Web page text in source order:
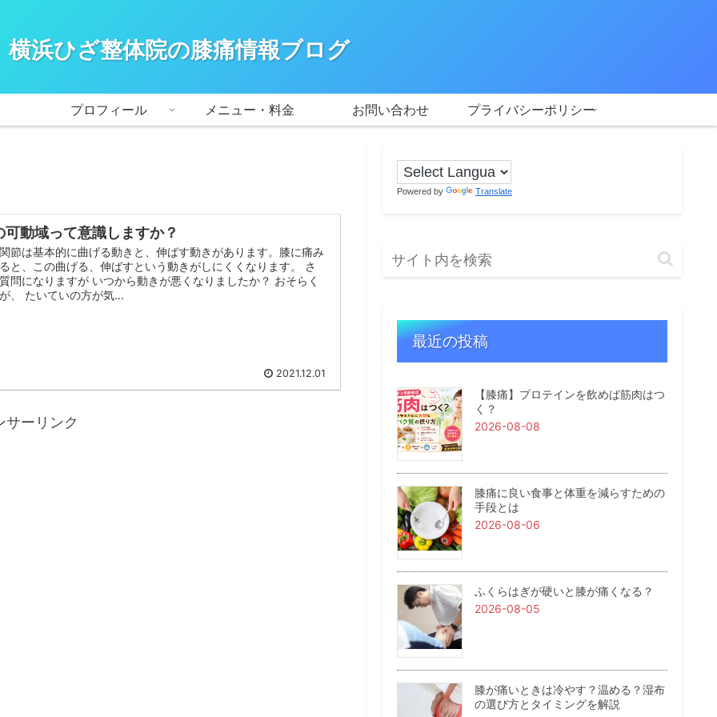
横浜ひざ整体院の膝痛情報ブログ
プロフィール メニュー・料金 お問い合わせ プライバシーポリシー
可動域って意識しますか？
節は基本的に曲げる動きと、伸ばす動きがあります。膝に痛み
と、この曲げる、伸ばすという動きがしにくくなります。 さ
問になりますが いつから動きが悪くなりましたか？ おそらく
、 たいていの方が気…
2021.12.01
サーリンク
Powered by Translate
最近の投稿
【膝痛】プロテインを飲めば筋肉はつ
く？
2026-08-08
膝痛に良い食事と体重を減らすための
手段とは
2026-08-06
ふくらはぎが硬いと膝が痛くなる？
2026-08-05
膝が痛いときは冷やす？温める？湿布
の選び方とタイミングを解説